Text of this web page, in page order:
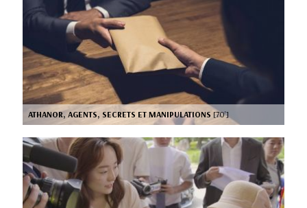
ATHANOR, AGENTS, SECRETS ET MANIPULATIONS [70’]